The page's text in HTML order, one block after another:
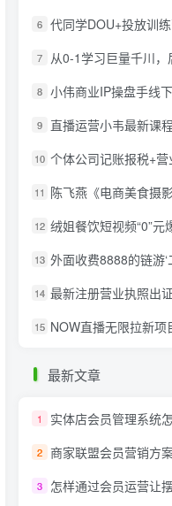
6 代同学DOU+投放训练营，用付费流量撬动
7 从0-1学习巨量千川，后台设置实操，直
8 小伟商业IP操盘手线下课，​内容
9 直播运营小韦最新课程，三频共震直播
10 个体公司记账报税+营业执照注销教程：小白
11 陈飞燕《电商美食摄影线上课》解锁美食
12 绒姐餐饮短视频“0”元爆店课，
13 外面收费8888的链游‘二之国’搬砖项目，
14 最新注册营业执照出证教程：一单100-500
15 NOW直播无限拉新项目，一个号
最新文章
1 实体店会员管理系统
2 商家联盟会员营销方
3 怎样通过会员运营让摆